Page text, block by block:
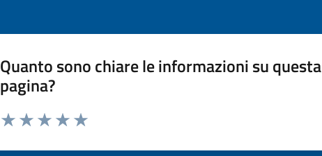
Quanto sono chiare le informazioni su questa
pagina?
Valuta da 1 a 5 stelle la pagina